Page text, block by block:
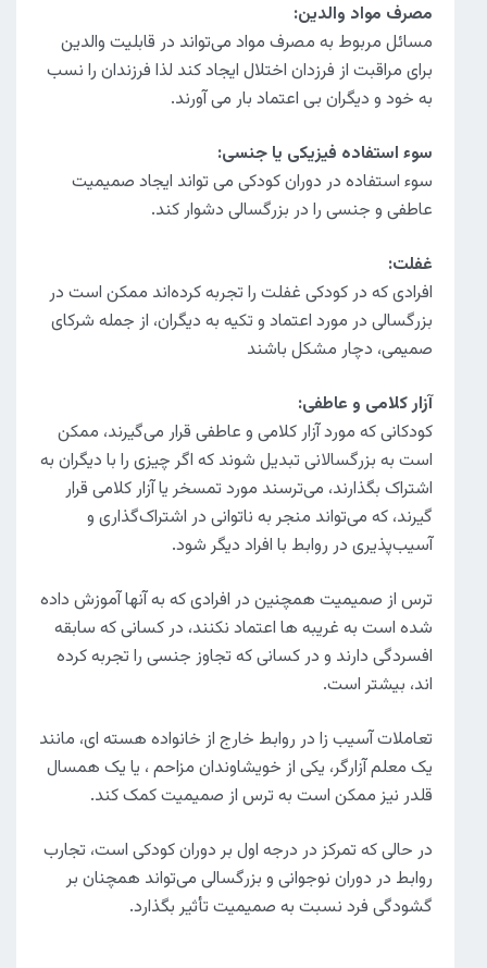
مصرف مواد والدین:
مسائل مربوط به مصرف مواد می‌تواند در قابلیت والدین
برای مراقبت از فرزدان اختلال ایجاد کند لذا فرزندان را نسب
به خود و دیگران بی اعتماد بار می آورند.
سوء استفاده فیزیکی یا جنسی:
سوء استفاده در دوران کودکی می تواند ایجاد صمیمیت
عاطفی و جنسی را در بزرگسالی دشوار کند.
غفلت:
افرادی که در کودکی غفلت را تجربه کرده‌اند ممکن است در
بزرگسالی در مورد اعتماد و تکیه به دیگران، از جمله شرکای
صمیمی، دچار مشکل باشند
آزار کلامی و عاطفی:
کودکانی که مورد آزار کلامی و عاطفی قرار می‌گیرند، ممکن
است به بزرگسالانی تبدیل شوند که اگر چیزی را با دیگران به
اشتراک بگذارند، می‌ترسند مورد تمسخر یا آزار کلامی قرار
گیرند، که می‌تواند منجر به ناتوانی در اشتراک‌گذاری و
آسیب‌پذیری در روابط با افراد دیگر شود.
ترس از صمیمیت همچنین در افرادی که به آنها آموزش داده
شده است به غریبه ها اعتماد نکنند، در کسانی که سابقه
افسردگی دارند و در کسانی که تجاوز جنسی را تجربه کرده
اند، بیشتر است.
تعاملات آسیب زا در روابط خارج از خانواده هسته ای، مانند
یک معلم آزارگر، یکی از خویشاوندان مزاحم ، یا یک همسال
قلدر نیز ممکن است به ترس از صمیمیت کمک کند.
در حالی که تمرکز در درجه اول بر دوران کودکی است، تجارب
روابط در دوران نوجوانی و بزرگسالی می‌تواند همچنان بر
گشودگی فرد نسبت به صمیمیت تأثیر بگذارد.